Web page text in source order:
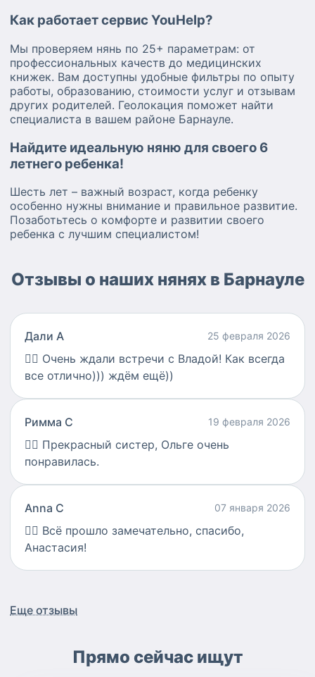
Как работает сервис YouHelp?
Мы проверяем нянь по 25+ параметрам: от
профессиональных качеств до медицинских
книжек. Вам доступны удобные фильтры по опыту
работы, образованию, стоимости услуг и отзывам
других родителей. Геолокация поможет найти
специалиста в вашем районе Барнауле.
Найдите идеальную няню для своего 6
летнего ребенка!
Шесть лет – важный возраст, когда ребенку
особенно нужны внимание и правильное развитие.
Позаботьтесь о комфорте и развитии своего
ребенка с лучшим специалистом!
Отзывы о наших нянях в Барнауле
Дали А 25 февраля 2026
👍🏻 Очень ждали встречи с Владой! Как всегда
все отлично))) ждём ещё))
Римма С 19 февраля 2026
👍🏻 Прекрасный систер, Ольге очень
понравилась.
Anna С 07 января 2026
👍🏻 Всё прошло замечательно, спасибо,
Анастасия!
Еще отзывы
Прямо сейчас ищут